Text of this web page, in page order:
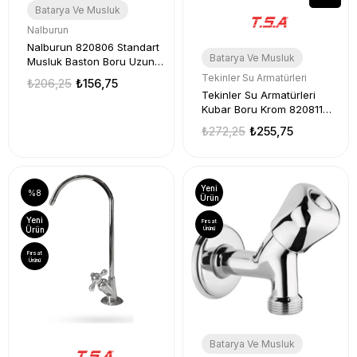
Batarya Ve Musluk
Nalburun
Nalburun 820806 Standart
Musluk Baston Boru Uzun
₺156,75
₺206,25
Batarya Ve Musluk
Tekinler Su Armatürleri
Tekinler Su Armatürleri
Kubar Boru Krom 820811
₺255,75
₺272,25
%8
Yeni
Ürün
Fırsat
Ürünü
Batarya Ve Musluk
Yeni
Ürün
Fırsat
Ürünü